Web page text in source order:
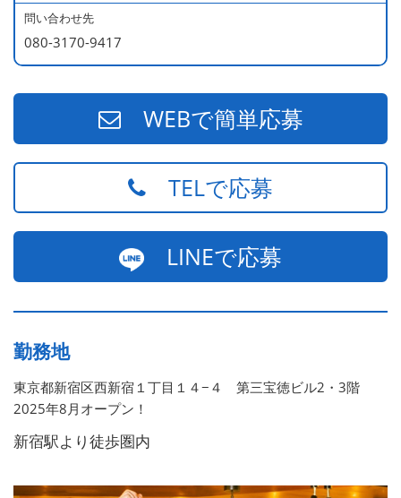
問い合わせ先
080-3170-9417
WEBで簡単応募
TELで応募
LINEで応募
勤務地
東京都新宿区西新宿１丁目１４−４ 第三宝徳ビル2・3階
2025年8月オープン！
新宿駅より徒歩圏内